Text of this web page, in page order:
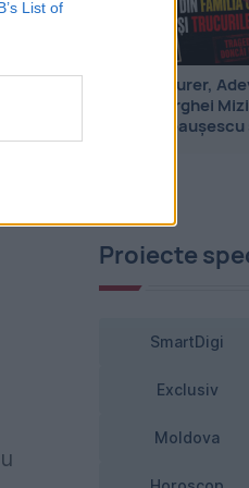
List of
Jean Maurer,
cu Serghei
Proiecte
SmartDigi
Exclusiv
Moldova